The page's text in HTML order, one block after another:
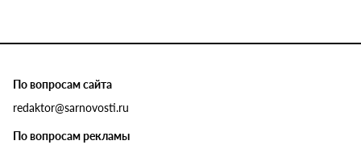
По вопросам сайта
redaktor@sarnovosti.ru
По вопросам рекламы